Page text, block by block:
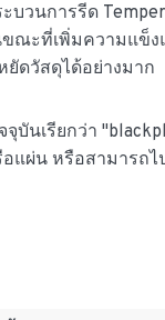
วนการรีด
ณะที่เพิ่มความแข็
ยัดวัสดุได้อย่างมาก
นเรียกว่า
ผ่น หรือสามารถไ